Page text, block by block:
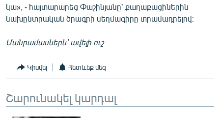
Русский
«Ազատության» բոլոր կայքերը
կա», - հայտարարեց Փաշինյանը՝ քաղաքացիներին
նախընտրական ծրագրի սեղմագիրը տրամադրելով։
Մանրամասներն՝ ավելի ուշ
Կիսվել Հետևեք մեզ
Շարունակել կարդալ